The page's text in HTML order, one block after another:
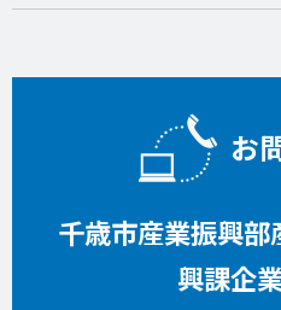
お
千歳市産業振興
興課企